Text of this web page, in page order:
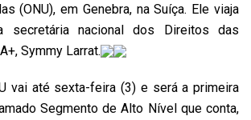
(ONU), em Genebra, na Suíça. Ele viaja
secretária nacional dos Direitos das
Symmy Larrat.
vai até sexta-feira (3) e será a primeira
Segmento deAlto Nívelque conta,